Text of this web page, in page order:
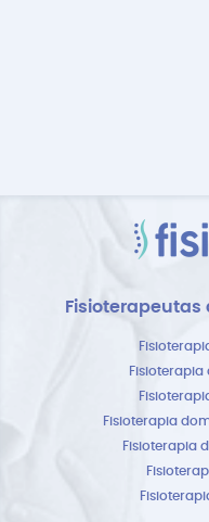
Fisioterapia
Fisioterapia
Fisioterapia